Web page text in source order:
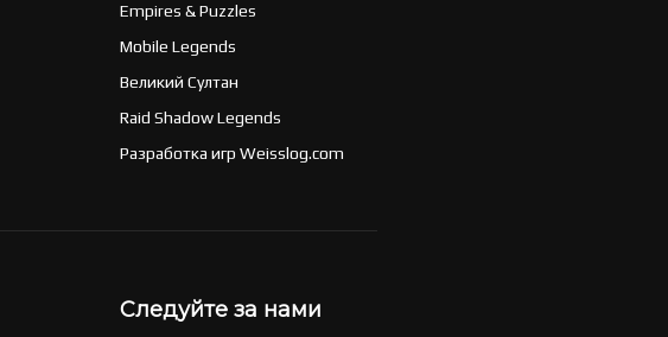
Empires & Puzzles
Mobile Legends
Великий Султан
Raid Shadow Legends
Разработка игр Weisslog.com
Следуйте за нами